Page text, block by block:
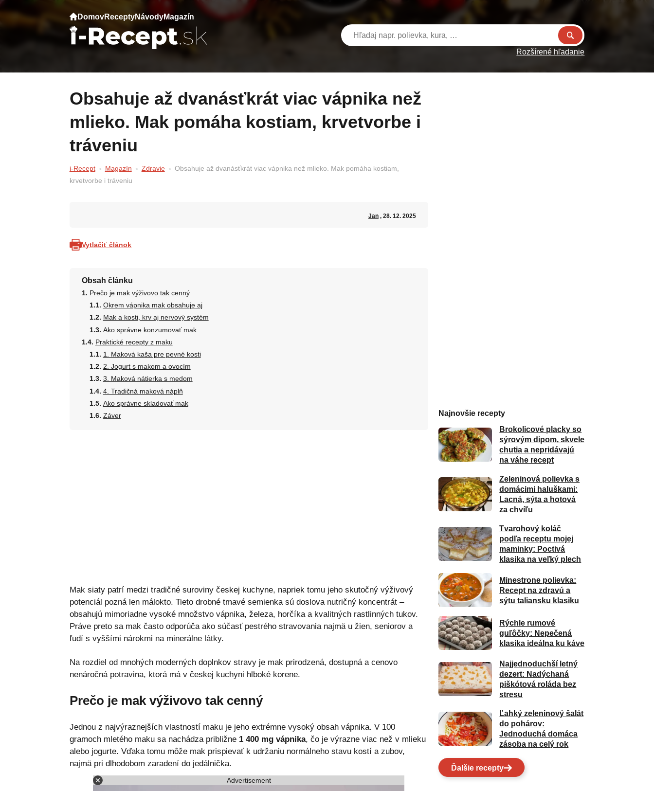
DomovReceptyNávodyMagazín
Rozšírené hľadanie
Obsahuje až dvanásťkrát viac vápnika než
mlieko. Mak pomáha kostiam, krvetvorbe i
tráveniu
i-Recept Magazín Zdravie
Obsahuje až dvanásťkrát viac vápnika než mlieko. Mak pomáha kostiam,
krvetvorbe i tráveniu
Jan, 28. 12. 2025
Vytlačiť článok
Obsah článku
Prečo je mak výživovo tak cenný
Okrem vápnika mak obsahuje aj
Mak a kosti, krv aj nervový systém
Ako správne konzumovať mak
Praktické recepty z maku
1. Maková kaša pre pevné kosti
2. Jogurt s makom a ovocím
3. Maková nátierka s medom
4. Tradičná maková náplň
Ako správne skladovať mak
Záver
Mak siaty patrí medzi tradičné suroviny českej kuchyne, napriek tomu jeho skutočný výživový
potenciál pozná len málokto. Tieto drobné tmavé semienka sú doslova nutričný koncentrát –
obsahujú mimoriadne vysoké množstvo vápnika, železa, horčíka a kvalitných rastlinných tukov.
Práve preto sa mak často odporúča ako súčasť pestrého stravovania najmä u žien, seniorov a
ľudí s vyššími nárokmi na minerálne látky.
Na rozdiel od mnohých moderných doplnkov stravy je mak prirodzená, dostupná a cenovo
nenáročná potravina, ktorá má v českej kuchyni hlboké korene.
Prečo je mak výživovo tak cenný
Jednou z najvýraznejších vlastností maku je jeho extrémne vysoký obsah vápnika. V 100
gramoch mletého maku sa nachádza približne 1 400 mg vápnika, čo je výrazne viac než v mlieku
alebo jogurte. Vďaka tomu môže mak prispievať k udržaniu normálneho stavu kostí a zubov,
najmä pri dlhodobom zaradení do jedálnička.
Advertisement
Najnovšie recepty
Brokolicové placky so
sýrovým dipom, skvele
chutia a nepridávajú
na váhe recept
Zeleninová polievka s
domácimi haluškami:
Lacná, sýta a hotová
za chvíľu
Tvarohový koláč
podľa receptu mojej
maminky: Poctivá
klasika na veľký plech
Minestrone polievka:
Recept na zdravú a
sýtu taliansku klasiku
Rýchle rumové
guľôčky: Nepečená
klasika ideálna ku káve
Najjednoduchší letný
dezert: Nadýchaná
piškótová roláda bez
stresu
Ľahký zeleninový šalát
do pohárov:
Jednoduchá domáca
zásoba na celý rok
Ďalšie recepty